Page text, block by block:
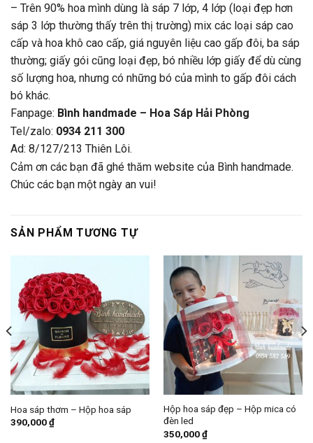
– Trên 90% hoa mình dùng là sáp 7 lớp, 4 lớp (loại đẹp hơn
sáp 3 lớp thường thấy trên thị trường) mix các loại sáp cao
cấp và hoa khô cao cấp, giá nguyên liệu cao gấp đôi, ba sáp
thường; giấy gói cũng loại đẹp, bó nhiều lớp giấy để dù cùng
số lượng hoa, nhưng có những bó của mình to gấp đôi cách
bó khác.
Fanpage: Bình handmade – Hoa Sáp Hải Phòng
Tel/zalo: 0934 211 300
Ad: 8/127/213 Thiên Lôi.
Cảm ơn các bạn đã ghé thăm website của Bình handmade.
Chúc các bạn một ngày an vui!
SẢN PHẨM TƯƠNG TỰ
Hoa sáp thơm – Hộp hoa sáp
390,000₫
Hộp hoa sáp đẹp – Hộp mica có
đèn led
350,000₫